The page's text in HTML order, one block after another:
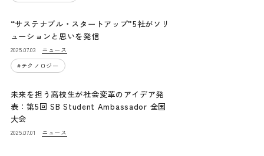
“サステナブル・スタートアップ”5社がソリ
ューションと思いを発信
2025.07.03
ニュース
#テクノロジー
未来を担う高校生が社会変革のアイデア発
表：第5回 SB Student Ambassador 全国
大会
2025.07.01 ニュース